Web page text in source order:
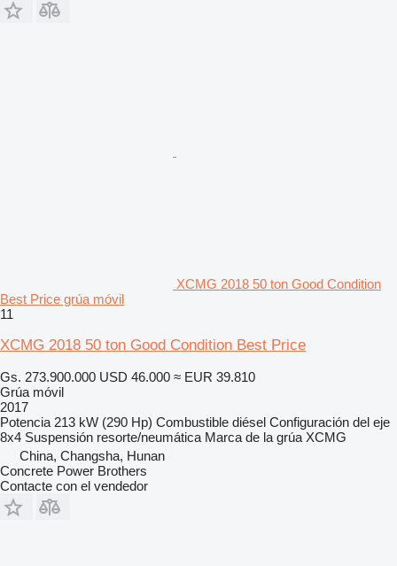
XCMG 2018 50 ton Good Condition
Best Price grúa móvil
11
XCMG 2018 50 ton Good Condition Best Price
Gs. 273.900.000 USD 46.000 ≈ EUR 39.810
Grúa móvil
2017
Potencia 213 kW (290 Hp) Combustible diésel Configuración del eje
8x4 Suspensión resorte/neumática Marca de la grúa XCMG
China, Changsha, Hunan
Concrete Power Brothers
Contacte con el vendedor